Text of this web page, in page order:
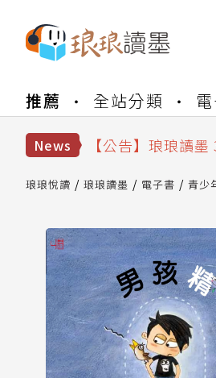
推薦 全站分類
News
【公告】琅琅讀
【公告】琅琅讀
【公告】琅琅讀墨
琅琅悅讀 琅琅讀墨 電子書 青少